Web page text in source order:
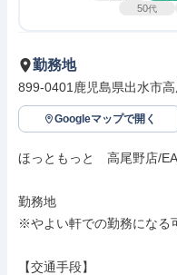
50代
勤務地
899-0401鹿児島県出水市
Googleマップで開く
ほっともっと　高尾野店/
勤務地
※やよい軒での勤務になる
【交通手段】